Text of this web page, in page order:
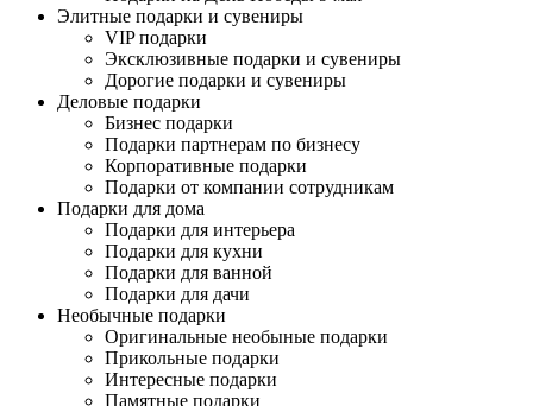
Элитные подарки и сувениры
VIP подарки
Эксклюзивные подарки и сувениры
Дорогие подарки и сувениры
Деловые подарки
Бизнес подарки
Подарки партнерам по бизнесу
Корпоративные подарки
Подарки от компании сотрудникам
Подарки для дома
Подарки для интерьера
Подарки для кухни
Подарки для ванной
Подарки для дачи
Необычные подарки
Оригинальные необыные подарки
Прикольные подарки
Интересные подарки
Памятные подарки